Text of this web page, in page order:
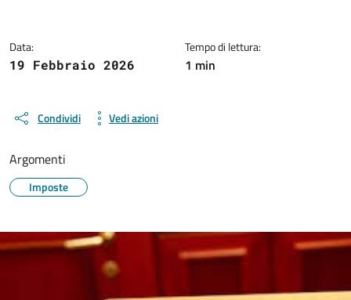
Data:
19 Febbraio 2026
Tempo di lettura:
1 min
Condividi Vedi azioni
Argomenti
Imposte